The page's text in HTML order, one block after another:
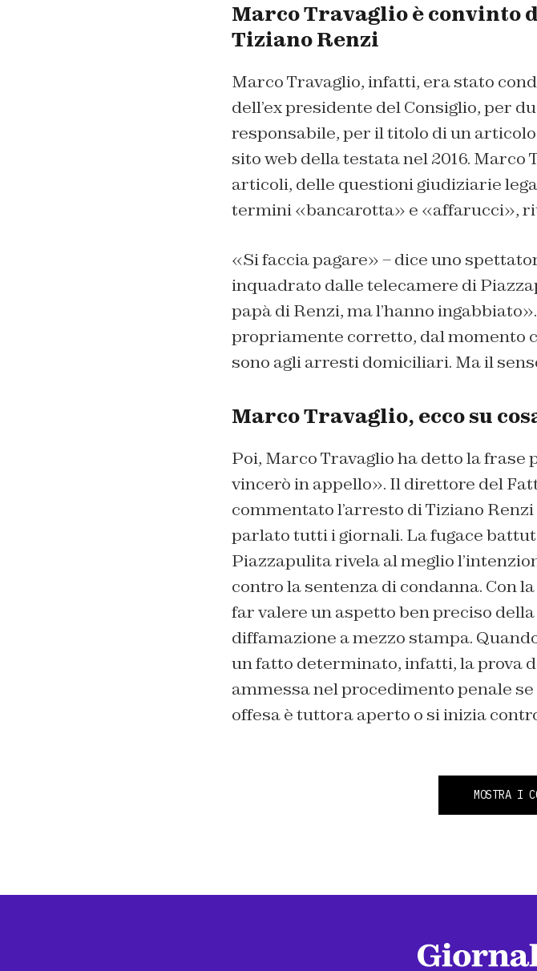
Marco Travaglio è convinto
Tiziano Renzi
Marco Travaglio, infatti, era stato
dell’ex presidente del Consiglio, per
responsabile, per il titolo di un
sito web della testata nel 2016. Marco
articoli, delle questioni giudiziarie
termini «bancarotta» e «affarucci»,
«Si faccia pagare» – dice uno
inquadrato dalle telecamere di
papà di Renzi, ma l’hanno
propriamente corretto, dal momento
sono agli arresti domiciliari. Ma il
Marco Travaglio, ecco su
Poi, Marco Travaglio ha detto la frase
vincerò in appello». Il direttore del
commentato l’arresto di Tiziano
parlato tutti i giornali. La fugace
Piazzapulita rivela al meglio
contro la sentenza di condanna. Con
far valere un aspetto ben preciso
diffamazione a mezzo stampa.
un fatto determinato, infatti, la prova
ammessa nel procedimento penale
offesa è tuttora aperto o si inizia
MOSTRA I